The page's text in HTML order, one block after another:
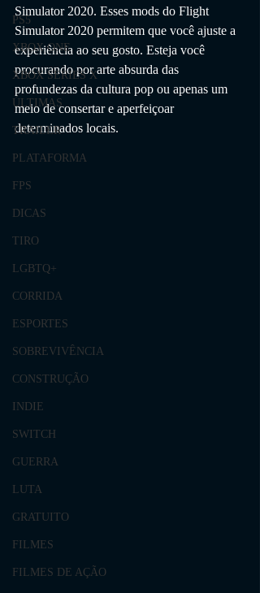
PS5
XBOX ONE
XBOX SERIES X
ÚLTIMAS
TRAILER
PLATAFORMA
FPS
DICAS
TIRO
LGBTQ+
CORRIDA
ESPORTES
SOBREVIVÊNCIA
CONSTRUÇÃO
INDIE
SWITCH
GUERRA
LUTA
GRATUITO
FILMES
FILMES DE AÇÃO
Simulator 2020. Esses mods do Flight
Simulator 2020 permitem que você ajuste a
experiência ao seu gosto. Esteja você
procurando por arte absurda das
profundezas da cultura pop ou apenas um
meio de consertar e aperfeiçoar
determinados locais.